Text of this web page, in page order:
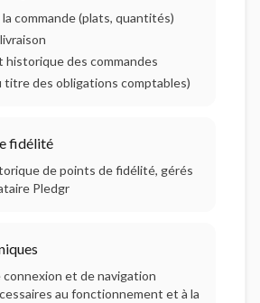
commande (plats, quantités)
des commandes
titre des obligations comptables)
fidélité
de points de fidélité, gérés
Pledgr
connexion et de navigation
au fonctionnement et à la